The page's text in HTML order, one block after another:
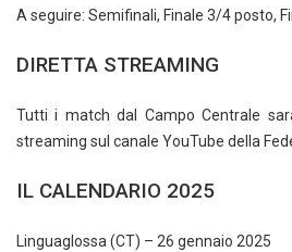
A seguire: Semifinali, Finale 3/4 posto,
DIRETTA STREAMING
Tutti i match dal Campo Centrale
streaming sul canale YouTube della
IL CALENDARIO 2025
Linguaglossa (CT) – 26 gennaio 2025